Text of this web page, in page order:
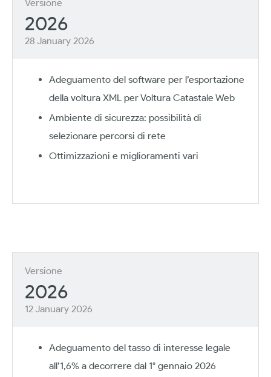
Versione
2026
28 January 2026
Adeguamento del software per l’esportazione
della voltura XML per Voltura Catastale Web
Ambiente di sicurezza: possibilità di
selezionare percorsi di rete
Ottimizzazioni e miglioramenti vari
Versione
2026
12 January 2026
Adeguamento del tasso di interesse legale
all’1,6% a decorrere dal 1° gennaio 2026